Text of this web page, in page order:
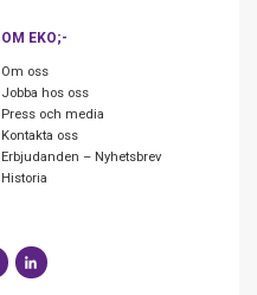
OM EKO;-
Om oss
Jobba hos oss
Press och media
Kontakta oss
Erbjudanden – Nyhetsbrev
Historia